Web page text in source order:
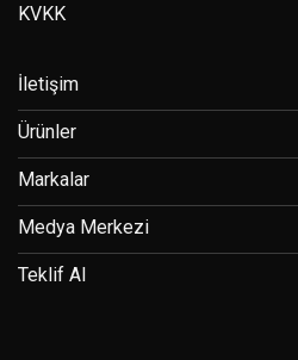
KVKK
İletişim
Ürünler
Markalar
Medya Merkezi
Teklif Al